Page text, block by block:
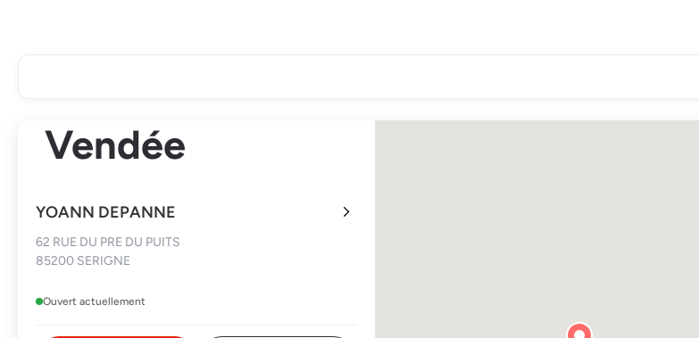
Vendée
YOANN DEPANNE
62 RUE DU PRE DU PUITS
85200 SERIGNE
Ouvert actuellement